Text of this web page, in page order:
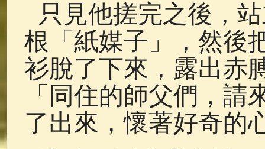
只見他搓完之後，
根「紙媒子」，然後
衫脫了下來，露出赤
「同住的師父們，
了出來，懷著好奇的